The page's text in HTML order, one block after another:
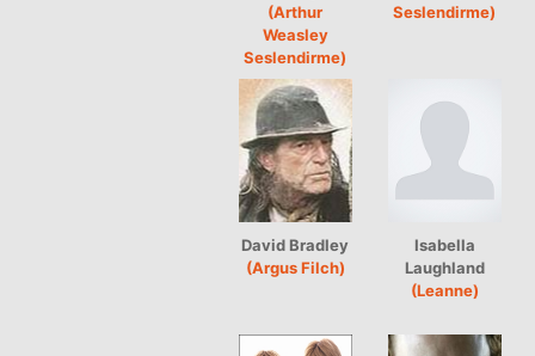
(Arthur
Weasley
Seslendirme)
Seslendirme)
David Bradley
(Argus Filch)
Isabella
Laughland
(Leanne)